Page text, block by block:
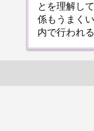
とを理解し
係もうまく
内で行われ